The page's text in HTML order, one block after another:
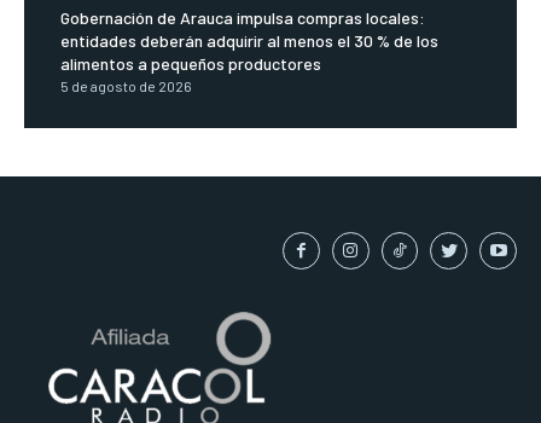
Gobernación de Arauca impulsa compras locales:
entidades deberán adquirir al menos el 30 % de los
alimentos a pequeños productores
5 de agosto de 2026